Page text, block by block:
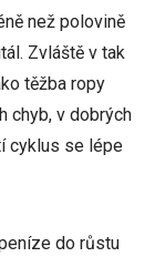
než polovině
Zvláště v tak
těžba ropy
chyb, v dobrých
cyklus se lépe
do růstu